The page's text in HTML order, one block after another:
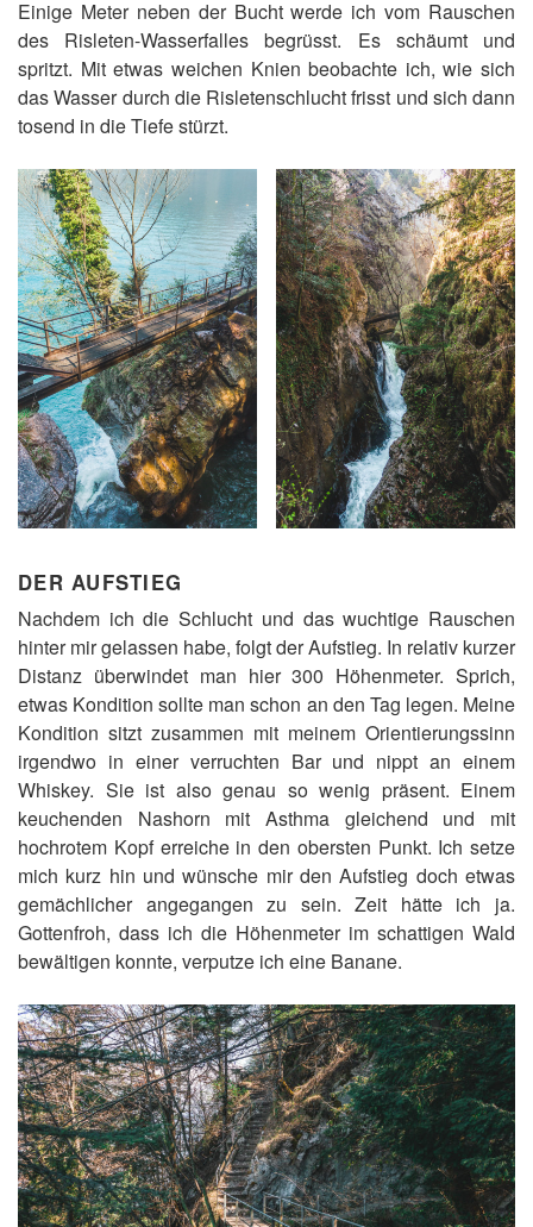
Einige Meter neben der Bucht werde ich vom Rauschen
des Risleten-Wasserfalles begrüsst. Es schäumt und
spritzt. Mit etwas weichen Knien beobachte ich, wie sich
das Wasser durch die Risletenschlucht frisst und sich dann
tosend in die Tiefe stürzt.
DER AUFSTIEG
Nachdem ich die Schlucht und das wuchtige Rauschen
hinter mir gelassen habe, folgt der Aufstieg. In relativ kurzer
Distanz überwindet man hier 300 Höhenmeter. Sprich,
etwas Kondition sollte man schon an den Tag legen. Meine
Kondition sitzt zusammen mit meinem Orientierungssinn
irgendwo in einer verruchten Bar und nippt an einem
Whiskey. Sie ist also genau so wenig präsent. Einem
keuchenden Nashorn mit Asthma gleichend und mit
hochrotem Kopf erreiche in den obersten Punkt. Ich setze
mich kurz hin und wünsche mir den Aufstieg doch etwas
gemächlicher angegangen zu sein. Zeit hätte ich ja.
Gottenfroh, dass ich die Höhenmeter im schattigen Wald
bewältigen konnte, verputze ich eine Banane.